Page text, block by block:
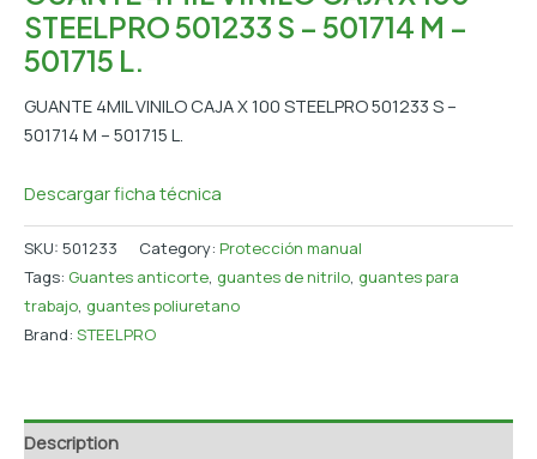
STEELPRO 501233 S – 501714 M –
501715 L.
GUANTE 4MIL VINILO CAJA X 100 STEELPRO 501233 S –
501714 M – 501715 L.
Descargar ficha técnica
SKU: 501233 Category: Protección manual
Tags: Guantes anticorte, guantes de nitrilo, guantes para
trabajo, guantes poliuretano
Brand: STEELPRO
Description